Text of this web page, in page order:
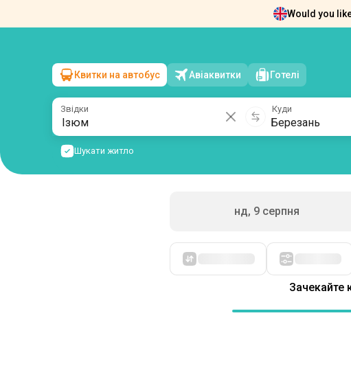
Would you
Ізюм→Березань
пн, 10 серпня/1 пасажир
Квитки на автобус Авіаквитки Готелі
Звідки Куди
Шукати житло
нд, 9 серпня
Спочатку дешеві